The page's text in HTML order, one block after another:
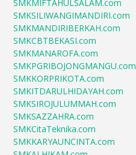
SMKMIFTAHULSALAM.com
SMKSILIWANGIMANDIRI.com
SMKMANDIRIBERKAH.com
SMKCBTBEKASI.com
SMKMANAROFA.com
SMKPGRIBOJONGMANGU.com
SMKKORPRIKOTA.com
SMKITDARULHIDAYAH.com
SMKSIROJULUMMAH.com
SMKSAZZAHRA.com
SMKCitaTeknika.com
SMKKARYAUNCINTA.com